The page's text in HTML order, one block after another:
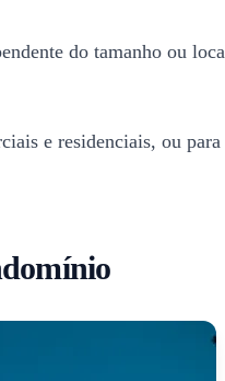
do tamanho ou
e residenciais, ou